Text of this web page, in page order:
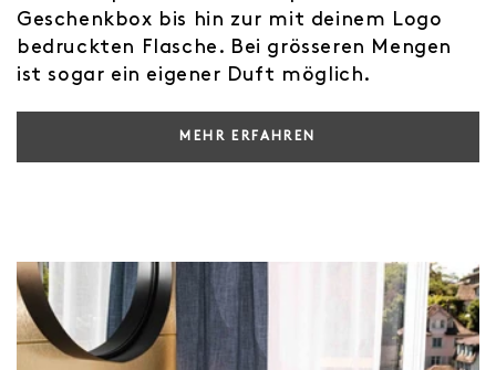
Geschenkbox bis hin zur mit deinem Logo
bedruckten Flasche. Bei grösseren Mengen
ist sogar ein eigener Duft möglich.
MEHR ERFAHREN